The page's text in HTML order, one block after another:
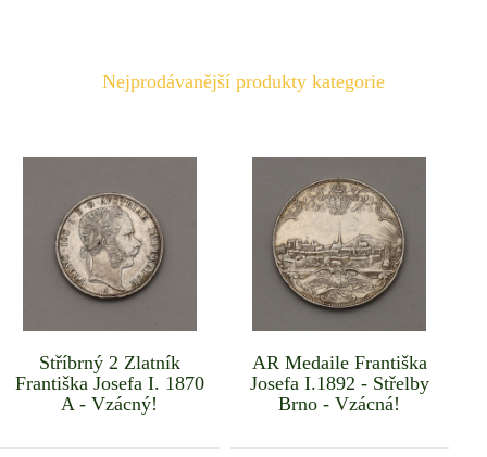
Nejprodávanější produkty kategorie
Stříbrný 2 Zlatník
Františka Josefa I. 1870
A - Vzácný!
AR Medaile Františka
Josefa I.1892 - Střelby
Brno - Vzácná!